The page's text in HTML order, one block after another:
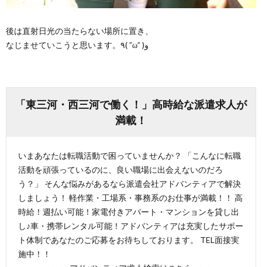
後は直射日光の当たらない場所に置き、
なじませていこうと思います。٩( ”ω” )و
「東三河・西三河で働く！」高時給な派遣求人が
満載！
いまあなたは転職活動で困っていませんか？ 「こんなに転職
活動を頑張っているのに、良い職場に出会えないのだろ
う？」 そんな悩みがあるなら派遣会社アドバンティアで解決
しましょう！ 軽作業・工場系・事務系のお仕事が満載！！ 高
時給！週払い可能！家電付きアパート・マンションを貸し出
し♪車・携帯レンタル可能！アドバンティアは充実したサポー
ト体制であなたのご応募をお待ちしております。 TEL面接実
施中！！